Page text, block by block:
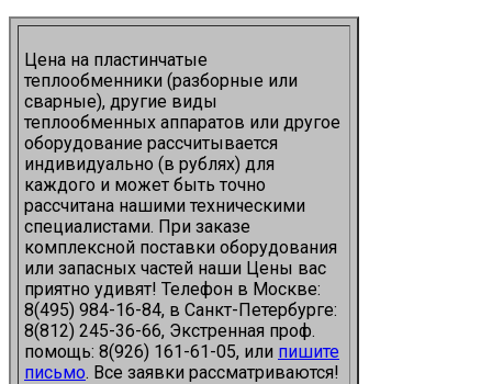
Цена на пластинчатые
теплообменники (разборные или
сварные), другие виды
теплообменных аппаратов или другое
оборудование рассчитывается
индивидуально (в рублях) для
каждого и может быть точно
рассчитана нашими техническими
специалистами. При заказе
комплексной поставки оборудования
или запасных частей наши Цены вас
приятно удивят! Телефон в Москве:
8(495) 984-16-84, в Санкт-Петербурге:
8(812) 245-36-66, Экстренная проф.
помощь: 8(926) 161-61-05, или пишите
письмо. Все заявки рассматриваются!